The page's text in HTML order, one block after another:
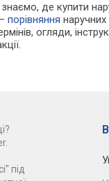
де купити
—порівняння наручних
огляди,
під